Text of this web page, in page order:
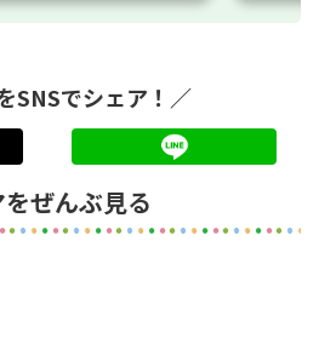
SNSでシェア！／
ぜんぶ見る